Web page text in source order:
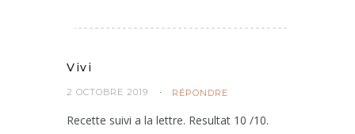
Vivi
2 OCTOBRE 2019 RÉPONDRE
Recette suivi a la lettre. Resultat 10 /10.